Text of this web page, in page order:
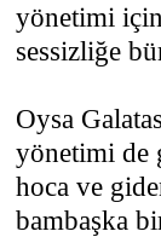
yönetimi
sessizliğe
Oysa
yönetimi de
hoca ve
bambaşka